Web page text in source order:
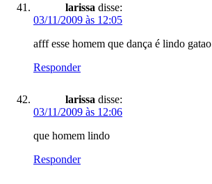
larissa disse:
03/11/2009 às 12:05
afff esse homem que dança é lindo gatao
Responder
larissa disse:
03/11/2009 às 12:06
que homem lindo
Responder